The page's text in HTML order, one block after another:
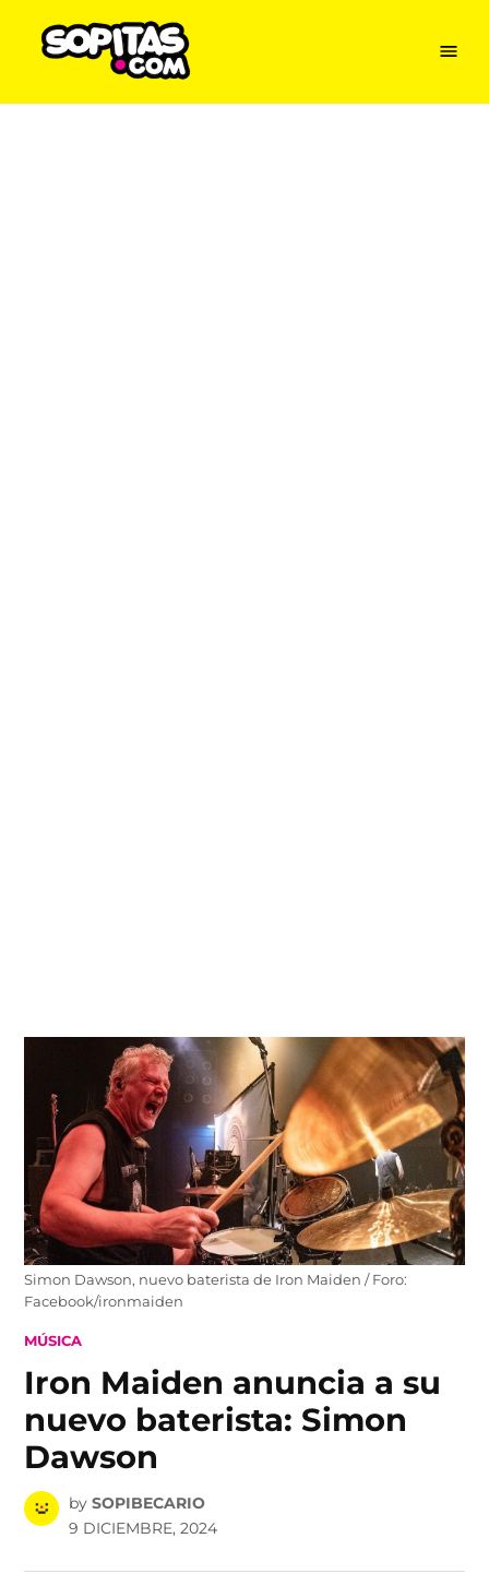
Menu
Simon Dawson, nuevo baterista de Iron Maiden / Foro:
Facebook/ironmaiden
POSTED
MÚSICA
Iron Maiden anuncia a su
nuevo baterista: Simon
Dawson
by SOPIBECARIO
9 DICIEMBRE, 2024